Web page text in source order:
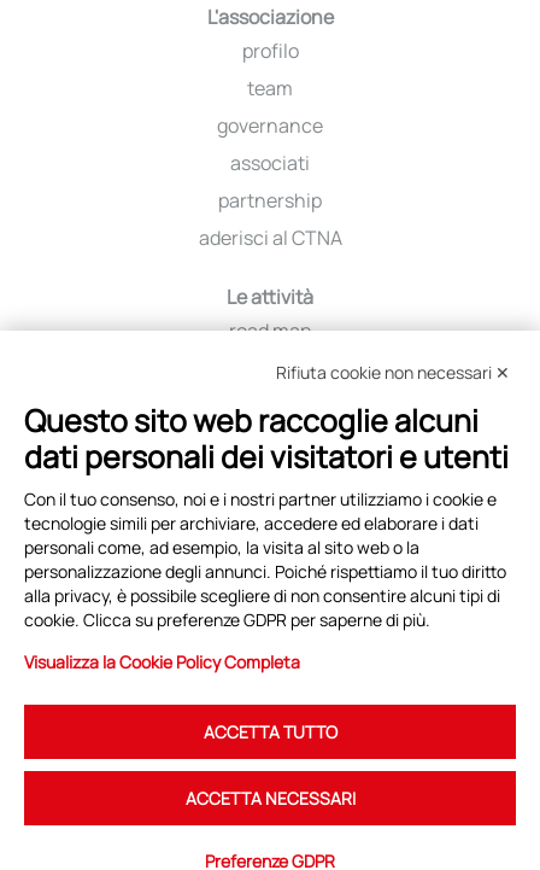
L'associazione
profilo
team
governance
associati
partnership
aderisci al CTNA
Le attività
road map
iniziative
viaggio tra i distretti
education
Eventi e News
copertina
archivio eventi
Rifiuta cookie non necessari ✕
Questo sito web raccoglie alcuni
dati personali dei visitatori e utenti
Con il tuo consenso, noi e i nostri partner utilizziamo i cookie e
tecnologie simili per archiviare, accedere ed elaborare i dati
personali come, ad esempio, la visita al sito web o la
personalizzazione degli annunci. Poiché rispettiamo il tuo diritto
alla privacy, è possibile scegliere di non consentire alcuni tipi di
cookie. Clicca su preferenze GDPR per saperne di più.
Visualizza la Cookie Policy Completa
ACCETTA TUTTO
ACCETTA NECESSARI
Preferenze GDPR